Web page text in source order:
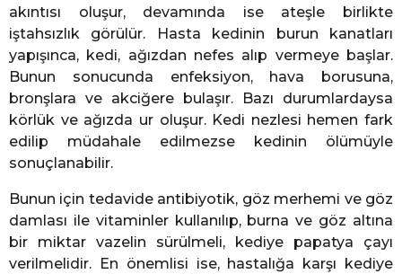
akıntısı oluşur, devamında ise ateşle birlikte
iştahsızlık görülür. Hasta kedinin burun kanatları
yapışınca, kedi, ağızdan nefes alıp vermeye başlar.
Bunun sonucunda enfeksiyon, hava borusuna,
bronşlara ve akciğere bulaşır. Bazı durumlardaysa
körlük ve ağızda ur oluşur. Kedi nezlesi hemen fark
edilip müdahale edilmezse kedinin ölümüyle
sonuçlanabilir.
Bunun için tedavide antibiyotik, göz merhemi ve göz
damlası ile vitaminler kullanılıp, burna ve göz altına
bir miktar vazelin sürülmeli, kediye papatya çayı
verilmelidir. En önemlisi ise, hastalığa karşı kediye